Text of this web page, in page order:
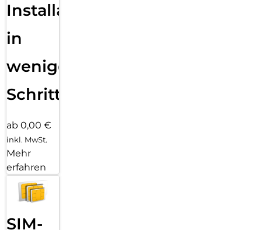
Installation
in
wenigen
Schritten
ab 0,00 €
inkl. MwSt.
Mehr
erfahren
SIM-